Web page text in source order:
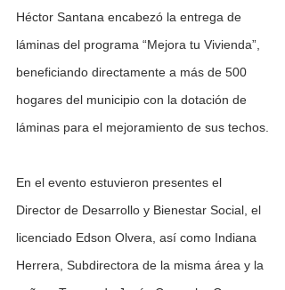
Héctor Santana encabezó la entrega de
láminas del programa “Mejora tu Vivienda”,
beneficiando directamente a más de 500
hogares del municipio con la dotación de
láminas para el mejoramiento de sus techos.
En el evento estuvieron presentes el
Director de Desarrollo y Bienestar Social, el
licenciado Edson Olvera, así como Indiana
Herrera, Subdirectora de la misma área y la